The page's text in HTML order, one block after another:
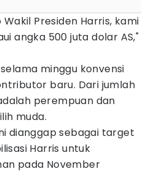
Presiden Harris, kami
angka 500 juta dolar AS,"
minggu konvensi
baru. Dari jumlah
perempuan dan
muda.
dianggap sebagai target
Harris untuk
pada November